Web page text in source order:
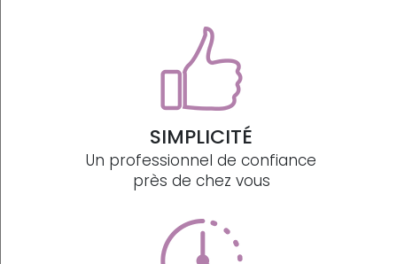
SIMPLICITÉ
Un professionnel de confiance
près de chez vous